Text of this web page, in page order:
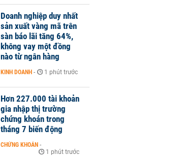
Doanh nghiệp duy nhất
sản xuất vàng mã trên
sàn báo lãi tăng 64%,
không vay một đồng
nào từ ngân hàng
KINH DOANH - 1 phút trước
Hơn 227.000 tài khoản
gia nhập thị trường
chứng khoán trong
tháng 7 biến động
CHỨNG KHOÁN -
1 phút trước